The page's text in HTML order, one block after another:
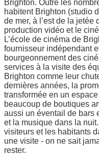
Brighton. Outre les
habitent Brighton (studio
de mer, à l’est de la jetée
production vidéo et le
L’école de cinéma de
fournisseur indépendant
bourgeonnement des
services à la visite des
Brighton comme leur
dernières années, la
transformée en un
beaucoup de boutiques
aussi un éventail de bars
et la musique dans la
visiteurs et les habitants
une visite - on ne sait
rester.